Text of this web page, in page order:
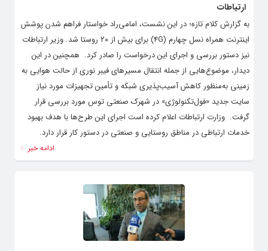
ارتباطات
به گزارش کلام تازه؛ در این نشست، امامی‌راد خواستار فراهم شدن پوشش
اینترنت همراه نسل چهارم (4G) برای بیش از ۲۰ روستا شد. وزیر ارتباطات
نیز دستور بررسی و اجرای این درخواست را صادر کرد. ‌ همچنین در این
دیدار، موضوع‌هایی از جمله انتقال مسیرهای فیبر نوری از حالت هوایی به
زمینی به‌منظور کاهش آسیب‌پذیری شبکه و تأمین تجهیزات مورد نیاز
سایت جدید «فول‌تکنولوژی» در شهرک صنعتی توس مورد بررسی قرار
گرفت. ‌ وزارت ارتباطات اعلام کرده است اجرای این طرح‌ها با هدف بهبود
خدمات ارتباطی در مناطق روستایی و صنعتی در دستور کار قرار دارد.
ادامه خبر